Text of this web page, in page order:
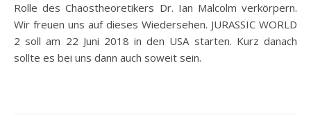
Rolle des Chaostheoretikers Dr. Ian Malcolm verkörpern.
Wir freuen uns auf dieses Wiedersehen. JURASSIC WORLD
2 soll am 22 Juni 2018 in den USA starten. Kurz danach
sollte es bei uns dann auch soweit sein.